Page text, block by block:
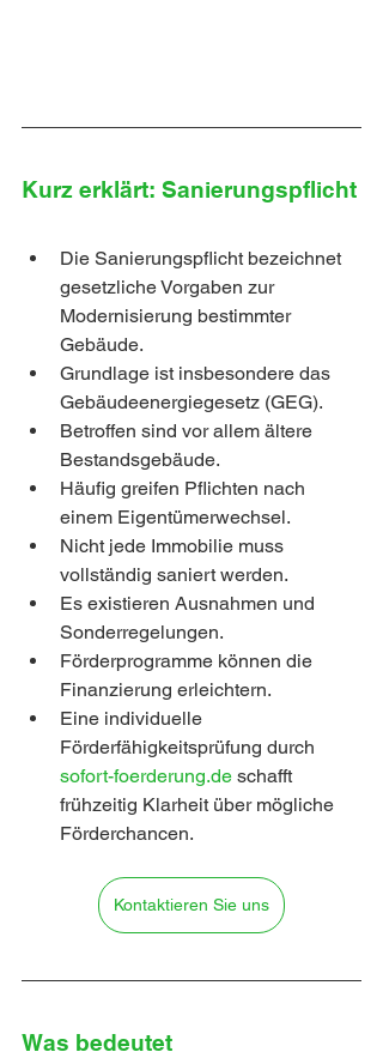
Kurz erklärt: Sanierungspflicht
Die Sanierungspflicht bezeichnet
gesetzliche Vorgaben zur
Modernisierung bestimmter
Gebäude.
Grundlage ist insbesondere das
Gebäudeenergiegesetz (GEG).
Betroffen sind vor allem ältere
Bestandsgebäude.
Häufig greifen Pflichten nach
einem Eigentümerwechsel.
Nicht jede Immobilie muss
vollständig saniert werden.
Es existieren Ausnahmen und
Sonderregelungen.
Förderprogramme können die
Finanzierung erleichtern.
Eine individuelle
Förderfähigkeitsprüfung durch
sofort-foerderung.de schafft
frühzeitig Klarheit über mögliche
Förderchancen.
Kontaktieren Sie uns
Was bedeutet